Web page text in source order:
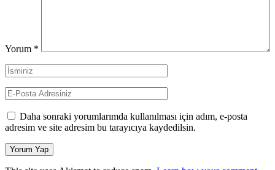
Yorum *
Daha sonraki yorumlarımda kullanılması için adım, e-posta
adresim ve site adresim bu tarayıcıya kaydedilsin.